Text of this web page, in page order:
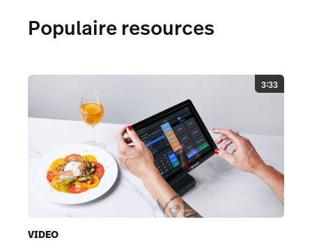
Populaire resources
3:33
VIDEO